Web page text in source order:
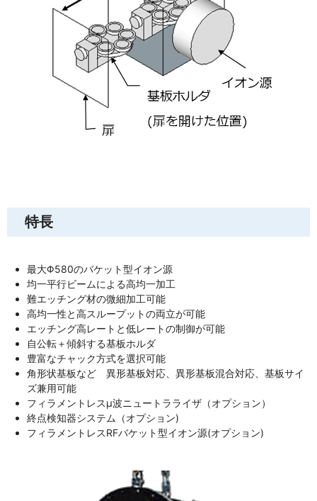
特長
最大Φ580のバケット型イオン源
均一平行ビームによる高均一加工
難エッチング材の微細加工可能
高均一性と高スループットの両立が可能
エッチング高レートと低レートの制御が可能
自公転＋傾斜する基板ホルダ
豊富なチャック方式を選択可能
角形状基板など 異形基板対応、異形基板混合対応、基板サイ
ズ兼用可能
フィラメントレスμ波ニュートラライザ（オプション）
終点検知器システム（オプション)
フィラメントレスRFバケット型イオン源(オプション)